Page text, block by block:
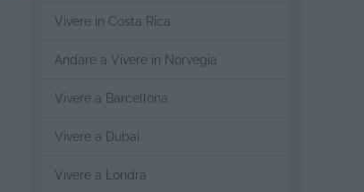
Vivere in Costa Rica
Andare a Vivere in Norvegia
Vivere a Barcellona
Vivere a Dubai
Vivere a Londra